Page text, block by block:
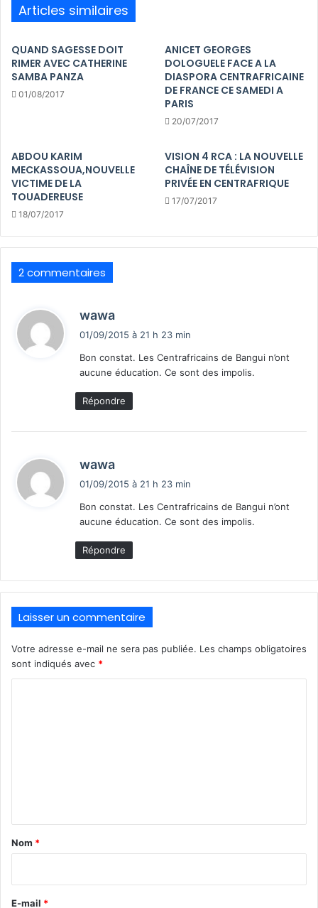
Articles similaires
QUAND SAGESSE DOIT
RIMER AVEC CATHERINE
SAMBA PANZA
01/08/2017
ANICET GEORGES
DOLOGUELE FACE A LA
DIASPORA CENTRAFRICAINE
DE FRANCE CE SAMEDI A
PARIS
20/07/2017
ABDOU KARIM
MECKASSOUA,NOUVELLE
VICTIME DE LA
TOUADEREUSE
18/07/2017
VISION 4 RCA : LA NOUVELLE
CHAÎNE DE TÉLÉVISION
PRIVÉE EN CENTRAFRIQUE
17/07/2017
2 commentaires
wawa
:
01/09/2015 à 21 h 23 min
Bon constat. Les Centrafricains de Bangui n’ont
aucune éducation. Ce sont des impolis.
Répondre
wawa
:
01/09/2015 à 21 h 23 min
Bon constat. Les Centrafricains de Bangui n’ont
aucune éducation. Ce sont des impolis.
Répondre
Laisser un commentaire
Votre adresse e-mail ne sera pas publiée. Les champs obligatoires
sont indiqués avec *
a
e
Nom *
E-mail *